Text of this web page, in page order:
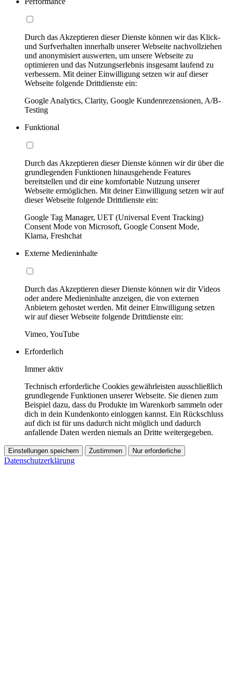
Durch das Akzeptieren dieser Dienste können wir das Klick-
und Surfverhalten innerhalb unserer Webseite nachvollziehen
und anonymisiert auswerten, um unsere Webseite zu
optimieren und das Nutzungserlebnis insgesamt laufend zu
verbessern. Mit deiner Einwilligung setzen wir auf dieser
Webseite folgende Drittdienste ein:
Google Analytics, Clarity, Google Kundenrezensionen, A/B-
Testing
Funktional
Durch das Akzeptieren dieser Dienste können wir dir über die
grundlegenden Funktionen hinausgehende Features
bereitstellen und dir eine komfortable Nutzung unserer
Webseite ermöglichen. Mit deiner Einwilligung setzen wir auf
dieser Webseite folgende Drittdienste ein:
Google Tag Manager, UET (Universal Event Tracking)
Consent Mode von Microsoft, Google Consent Mode,
Klarna, Freshchat
Externe Medieninhalte
Durch das Akzeptieren dieser Dienste können wir dir Videos
oder andere Medieninhalte anzeigen, die von externen
Anbietern gehostet werden. Mit deiner Einwilligung setzen
wir auf dieser Webseite folgende Drittdienste ein:
Vimeo, YouTube
Erforderlich
Immer aktiv
Technisch erforderliche Cookies gewährleisten ausschließlich
grundlegende Funktionen unserer Webseite. Sie dienen zum
Beispiel dazu, dass du Produkte im Warenkorb sammeln oder
dich in dein Kundenkonto einloggen kannst. Ein Rückschluss
auf dich ist für uns dadurch nicht möglich und dadurch
anfallende Daten werden niemals an Dritte weitergegeben.
Einstellungen speichern Zustimmen Nur erforderliche
Datenschutzerklärung